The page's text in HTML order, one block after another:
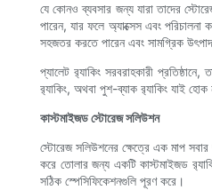
যে কোনও ব্যবসার জন্য যারা তাদের
পারেন, যার ফলে অ্যাক্সেস এবং
সহজতর করতে পারেন এবং সামগ্রিক
প্যালেট র‍্যাকিং সরবরাহকারী
র‍্যাকিং, অথবা পুশ-ব্যাক র‍্যাকিং যাই
কাস্টমাইজড স্টোরেজ সলিউশন
স্টোরেজ সলিউশনের ক্ষেত্রে এক মাপ
করে তোলার জন্য একটি কাস্টমাইজড
সঠিক স্পেসিফিকেশনগুলি পূরণ করে।